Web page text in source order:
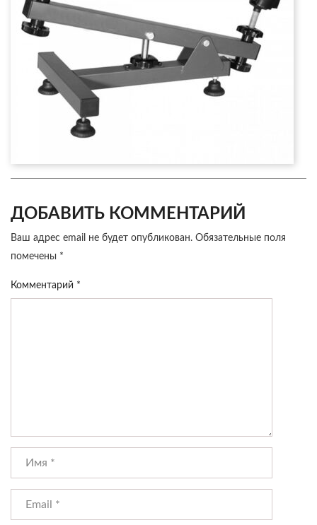
ДОБАВИТЬ КОММЕНТАРИЙ
Ваш адрес email не будет опубликован. Обязательные поля
помечены *
Комментарий *